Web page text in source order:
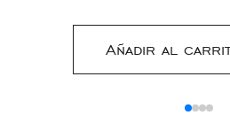
Añadir al